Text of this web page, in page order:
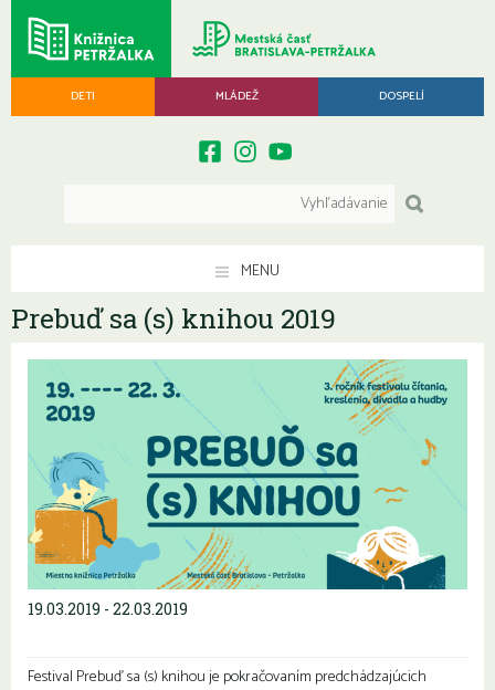
DETI MLÁDEŽ DOSPELÍ
MENU
Prebuď sa (s) knihou 2019
19.03.2019 - 22.03.2019
Festival Prebuď sa (s) knihou je pokračovaním predchádzajúcich